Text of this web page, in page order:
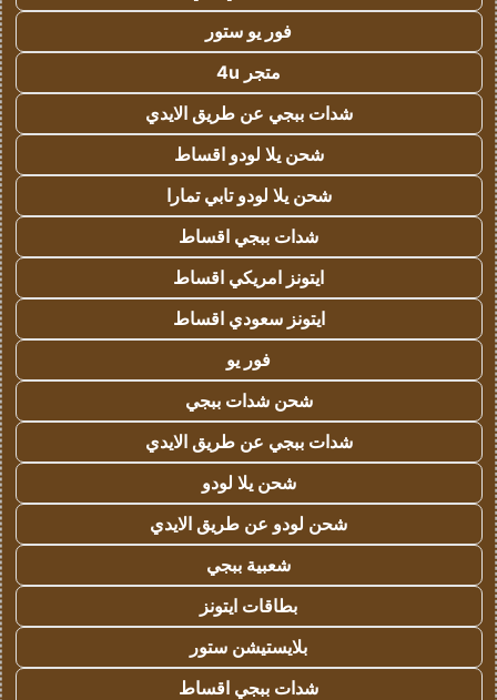
فور يو ستور
متجر 4u
شدات ببجي عن طريق الايدي
شحن يلا لودو اقساط
شحن يلا لودو تابي تمارا
شدات ببجي اقساط
ايتونز امريكي اقساط
ايتونز سعودي اقساط
فور يو
شحن شدات ببجي
شدات ببجي عن طريق الايدي
شحن يلا لودو
شحن لودو عن طريق الايدي
شعبية ببجي
بطاقات ايتونز
بلايستيشن ستور
شدات ببجي اقساط